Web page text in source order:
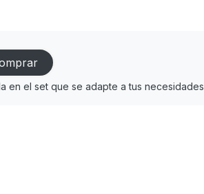
en el set que se adapte a tus necesidades